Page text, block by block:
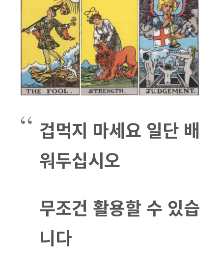
겁먹지 마세요 일단 배
워두십시오
무조건 활용할 수 있습
니다